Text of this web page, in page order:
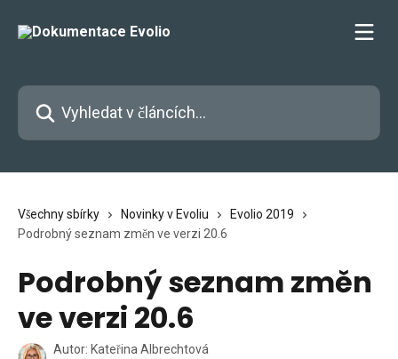
Vyhledat v článcích…
Všechny sbírky Novinky v Evoliu
Evolio 2019
Podrobný seznam změn ve verzi 20.6
Podrobný seznam změn
ve verzi 20.6
Autor: Kateřina Albrechtová